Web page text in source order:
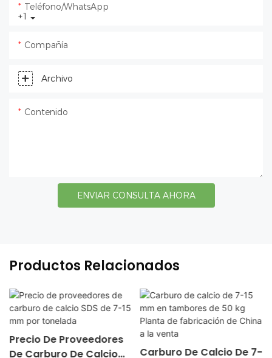
+1
Teléfono/WhatsApp
Compañía
Archivo
Contenido
ENVIAR CONSULTA AHORA
Productos Relacionados
Precio De Proveedores
De Carburo De Calcio
Carburo De Calcio De 7-